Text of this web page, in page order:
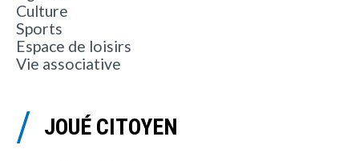
Culture
Sports
Espace de loisirs
Vie associative
JOUÉ CITOYEN